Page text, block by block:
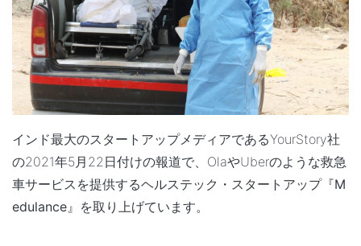
インド最大のスタートアップメディアであるYourStory社
の2021年5月22日付けの報道で、OlaやUberのような救急
車サービスを提供するヘルステック・スタートアップ『M
edulance』 を取り上げています。